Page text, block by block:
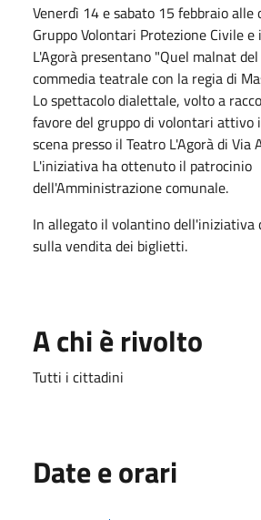
Venerdì 14 e sabato 15 febbraio alle
Gruppo Volontari Protezione Civile e
L'Agorà presentano "Quel malnat del
commedia teatrale con la regia di
Lo spettacolo dialettale, volto a
favore del gruppo di volontari attivo
scena presso il Teatro L'Agorà di Via
L'iniziativa ha ottenuto il patrocinio
dell'Amministrazione comunale.
In allegato il volantino dell'iniziativa
sulla vendita dei biglietti.
A chi è rivolto
Tutti i cittadini
Date e orari